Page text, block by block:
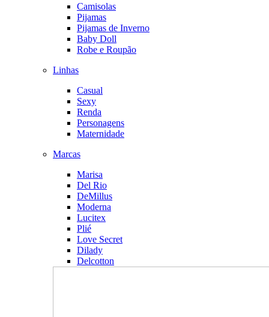
Camisolas
Pijamas
Pijamas de Inverno
Baby Doll
Robe e Roupão
Linhas
Casual
Sexy
Renda
Personagens
Maternidade
Marcas
Marisa
Del Rio
DeMillus
Moderna
Lucitex
Plié
Love Secret
Dilady
Delcotton